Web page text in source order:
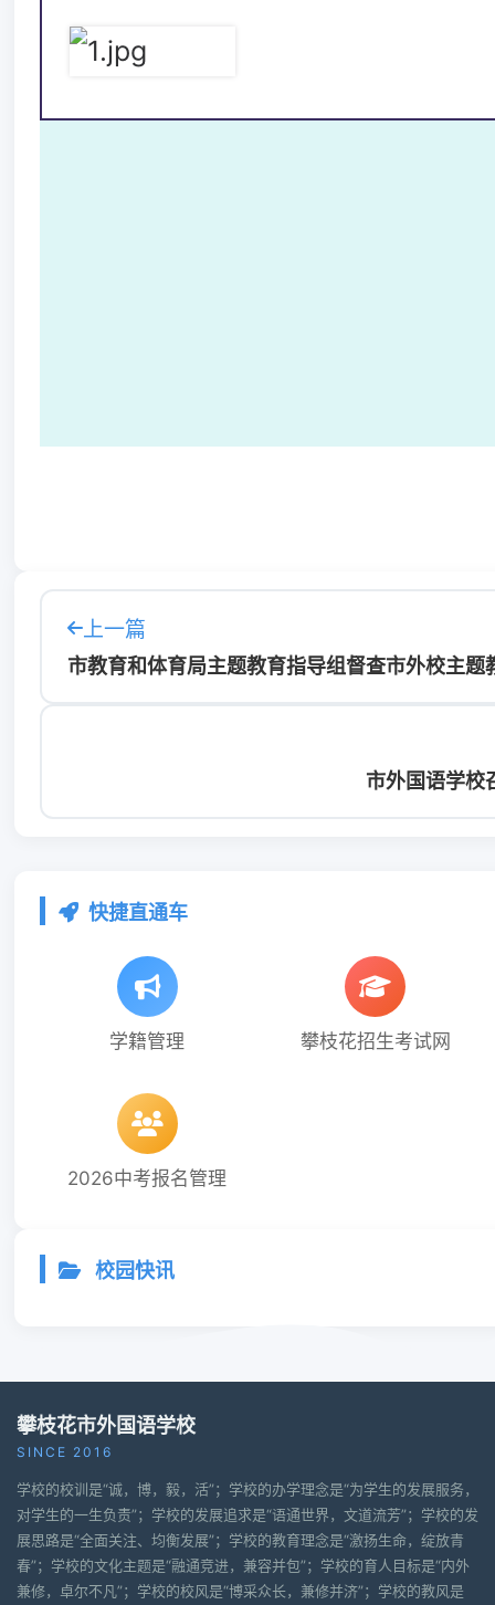
快捷直通车
学籍管理 攀枝花招生考试网
2026中考报名管理
校园快讯
上一篇
市教育和体育局主题教育指导组督查市外校主题
市外国语学校
攀枝花市外国语学校
SINCE 2016
学校的校训是“诚，博，毅，活”；学校的办学理念是“为学生的发展服务，
对学生的一生负责”；学校的发展追求是“语通世界，文道流芳”；学校的发
展思路是“全面关注、均衡发展”；学校的教育理念是“激扬生命，绽放青
春”；学校的文化主题是“融通竞进，兼容并包”；学校的育人目标是“内外
兼修，卓尔不凡”；学校的校风是“博采众长，兼修并济”；学校的教风是